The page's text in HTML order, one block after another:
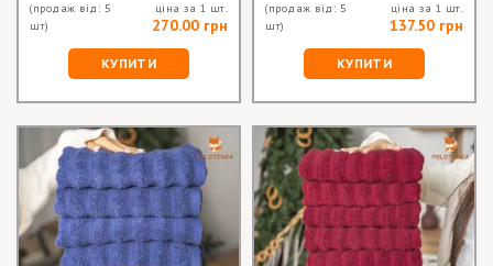
(продаж від: 5
шт)
ціна за 1 шт.
270.00 грн
КУПИТИ
(продаж від: 5
шт)
ціна за 1 шт.
137.50 грн
КУПИТИ